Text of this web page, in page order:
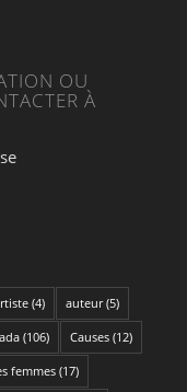
OU
À
(4) auteur(5)
(106) Causes(12)
femmes(17)